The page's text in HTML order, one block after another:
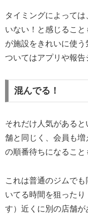
タイミングによって
いない！と感じるこ
が施設をきれいに使
ついてはアプリや報告
混んでる！
それだけ人気がある
舗と同じく、会員も
の順番待ちになること
これは普通のジムで
いてる時間を狙った
す）近くに別の店舗